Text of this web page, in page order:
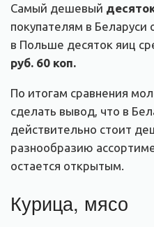
Самый дешевый
покупателям в Беларуси
в Польше десяток яиц
руб. 60 коп.
По итогам сравнения
сделать вывод, что в
действительно стоит
разнообразию
остается открытым.
Курица, мясо